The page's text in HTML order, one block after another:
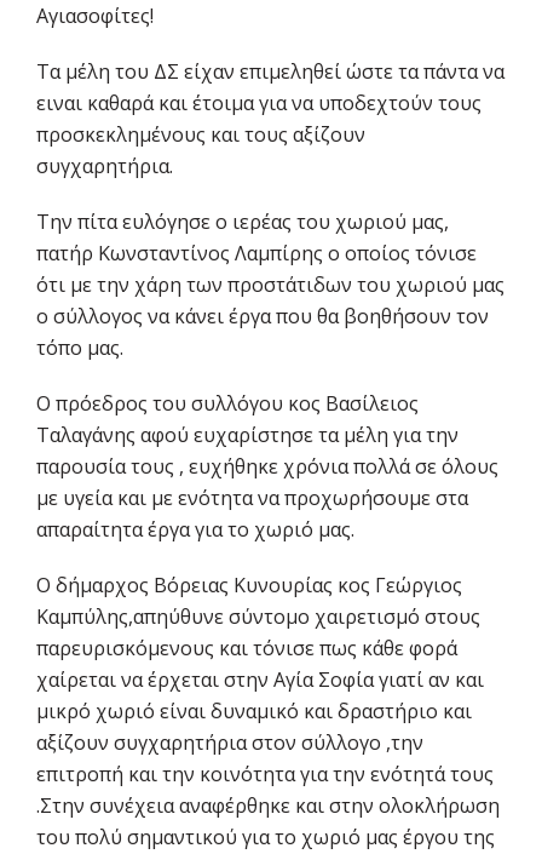
Αγιασοφίτες!
Τα μέλη του ΔΣ είχαν επιμεληθεί ώστε τα πάντα να
ειναι καθαρά και έτοιμα για να υποδεχτούν τους
προσκεκλημένους και τους αξίζουν
συγχαρητήρια.
Την πίτα ευλόγησε ο ιερέας του χωριού μας,
πατήρ Κωνσταντίνος Λαμπίρης ο οποίος τόνισε
ότι με την χάρη των προστάτιδων του χωριού μας
ο σύλλογος να κάνει έργα που θα βοηθήσουν τον
τόπο μας.
Ο πρόεδρος του συλλόγου κος Βασίλειος
Ταλαγάνης αφού ευχαρίστησε τα μέλη για την
παρουσία τους , ευχήθηκε χρόνια πολλά σε όλους
με υγεία και με ενότητα να προχωρήσουμε στα
απαραίτητα έργα για το χωριό μας.
Ο δήμαρχος Βόρειας Κυνουρίας κος Γεώργιος
Καμπύλης,απηύθυνε σύντομο χαιρετισμό στους
παρευρισκόμενους και τόνισε πως κάθε φορά
χαίρεται να έρχεται στην Αγία Σοφία γιατί αν και
μικρό χωριό είναι δυναμικό και δραστήριο και
αξίζουν συγχαρητήρια στον σύλλογο ,την
επιτροπή και την κοινότητα για την ενότητά τους
.Στην συνέχεια αναφέρθηκε και στην ολοκλήρωση
του πολύ σημαντικού για το χωριό μας έργου της